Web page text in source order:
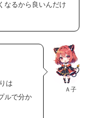
なるから良いんだけ
Ａ子
は
ルで分か